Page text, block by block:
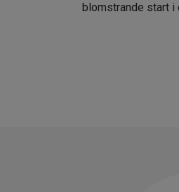
blomstrande start i